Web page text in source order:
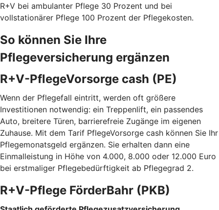
R+V bei ambulanter Pflege 30 Prozent und bei
vollstationärer Pflege 100 Prozent der Pflegekosten.
So können Sie Ihre
Pflegeversicherung ergänzen
R+V-PflegeVorsorge cash (PE)
Wenn der Pflegefall eintritt, werden oft größere
Investitionen notwendig: ein Treppenlift, ein passendes
Auto, breitere Türen, barrierefreie Zugänge im eigenen
Zuhause. Mit dem Tarif PflegeVorsorge cash können Sie Ihr
Pflegemonatsgeld ergänzen. Sie erhalten dann eine
Einmalleistung in Höhe von 4.000, 8.000 oder 12.000 Euro
bei erstmaliger Pflegebedürftigkeit ab Pflegegrad 2.
R+V-Pflege FörderBahr (PKB)